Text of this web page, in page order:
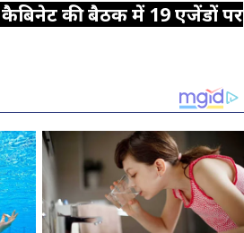
की बैठक में 19 एजेंडों पर